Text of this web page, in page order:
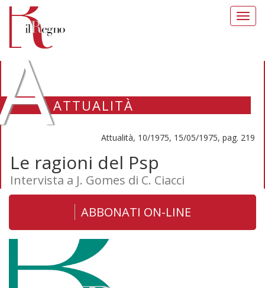
ATTUALITÀ
Attualità, 10/1975, 15/05/1975, pag. 219
Le ragioni del Psp
Intervista a J. Gomes di C. Ciacci
ABBONATI ON-LINE